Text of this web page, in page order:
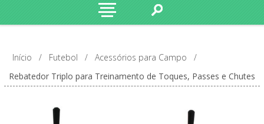
Início / Futebol / Acessórios para Campo
/
Rebatedor Triplo para Treinamento de Toques, Passes e Chutes